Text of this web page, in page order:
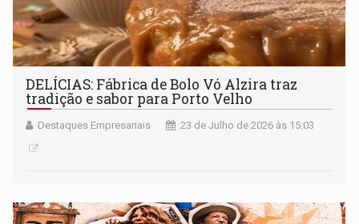
DELÍCIAS: Fábrica de Bolo Vó Alzira traz
tradição e sabor para Porto Velho
Destaques Empresariais 23 de Julho de 2026 às 15:03